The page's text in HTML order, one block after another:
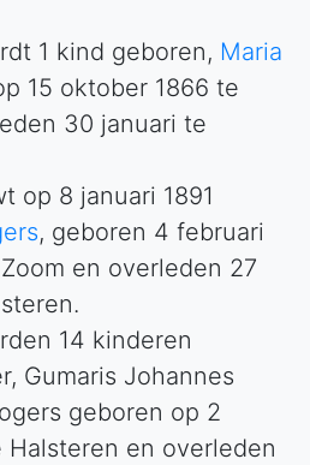
1 kind geboren, Maria
15 oktober 1866 te
30 januari te
op 8 januari 1891
, geboren 4 februari
en overleden 27
14 kinderen
Gumaris Johannes
geboren op 2
Halsteren en overleden